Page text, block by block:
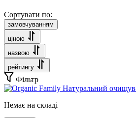
Сортувати по:
замовчуванням
ціною
назвою
рейтингу
Фільтр
Немає на складі